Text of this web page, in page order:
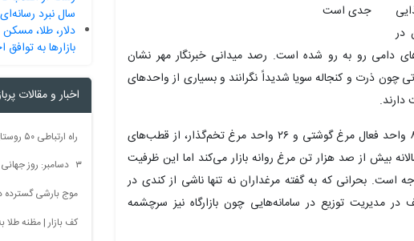
در
دامی رو به رو شده است. رصد میدانی خبرنگار مهر نشان
چون ذرت و کنجاله سویا شدیداً نگرانند و بسیاری از واحدهای
دارند.
استان اصفهان با برخورداری از یک هزار و ۸۰۰ واحد فعال مرغ گوشتی و ۲۶ واحد مرغ تخم‌گذار، از قطب‌های
بیش از صد هزار تن مرغ روانه بازار می‌کند اما این ظرفیت
است. بحرانی که به گفته مرغداران نه تنها ناشی از کندی در
در مدیریت توزیع در سامانه‌هایی چون بازارگاهنیز سرچشمه
سال نبرد
دلار، طلا،
بازارها به توافق
اخبار و مقالات
۳ دسامبر: روز جهانی بدون سم + فیلم
موج بارشی گسترده
کف بازار | مظنه طلا به 60